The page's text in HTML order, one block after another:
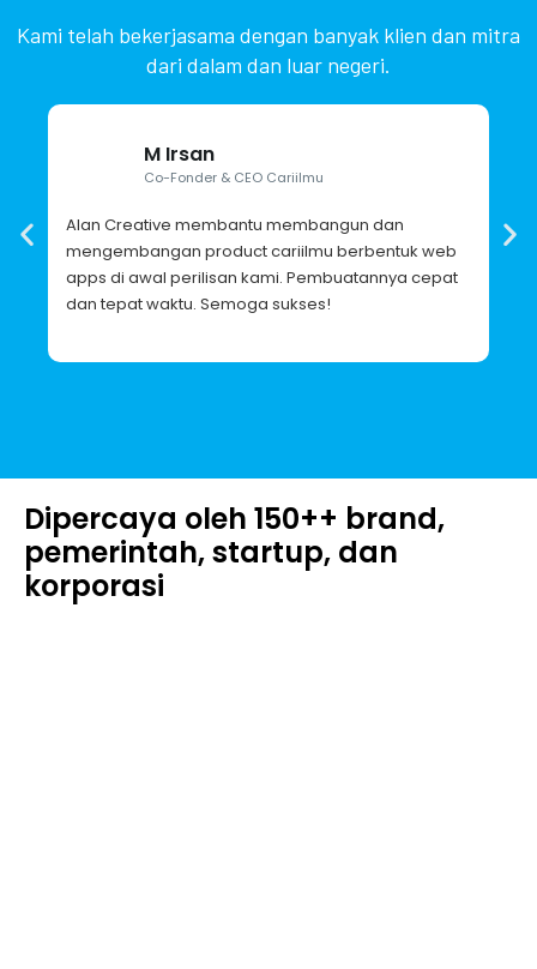
Kami telah bekerjasama dengan banyak klien dan mitra
dari dalam dan luar negeri.
M Irsan
Co-Fonder & CEO Cariilmu
Alan Creative membantu membangun dan
mengembangan product cariilmu berbentuk web
apps di awal perilisan kami. Pembuatannya cepat
dan tepat waktu. Semoga sukses!
Dipercaya oleh 150++ brand,
pemerintah, startup, dan
korporasi